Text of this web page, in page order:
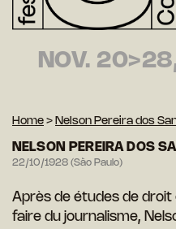
NOV.
Home > Nelson Pereira dos
NELSON PEREIRA DOS
22/10/1928 (São Paulo)
Après de études de
faire du journalisme,